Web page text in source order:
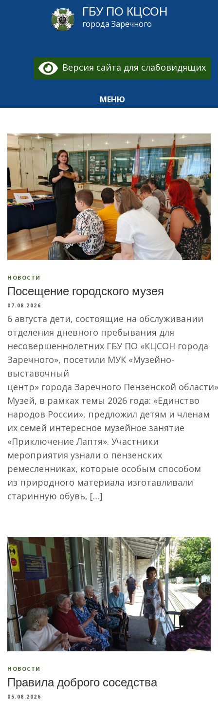
ГБУ ПО КЦСОН
города Заречного
Версия сайта для слабовидящих
МЕНЮ
НОВОСТИ
Посещение городского музея
07.08.2026
6 августа дети, состоящие на обслуживании
отделения дневного пребывания для
несовершеннолетних ГБУ ПО «КЦСОН города
Заречного», посетили МУК «Музейно-
выставочный
центр» города Заречного Пензенской
Музей, в рамках темы 2026 года: «Единство
народов России», предложил детям и членам
их семей интересное музейное занятие
«Приключение Лаптя». Участники
мероприятия узнали о пензенских
ремесленниках, которые особым способом
из природного материала изготавливали
старинную обувь, […]
НОВОСТИ
Правила доброго соседства
05.08.2026